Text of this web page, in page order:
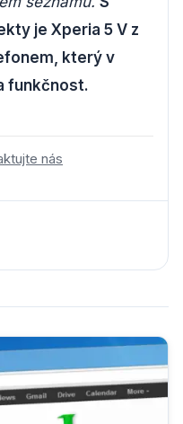
je Xperia 5 V z
který v
funkčnost.
nás